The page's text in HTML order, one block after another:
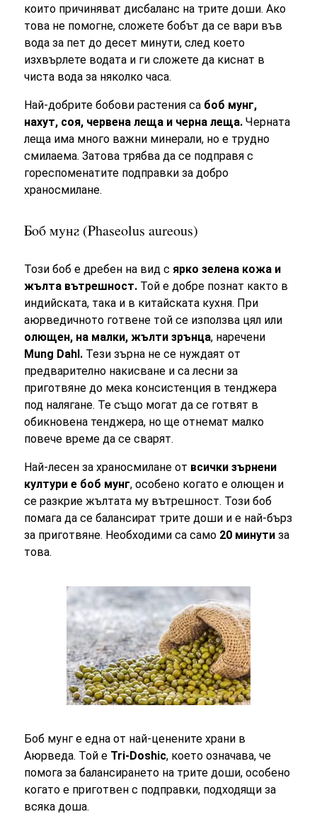
които причиняват дисбаланс на трите доши. Ако
това не помогне, сложете бобът да се вари във
вода за пет до десет минути, след което
изхвърлете водата и ги сложете да киснат в
чиста вода за няколко часа.
Най-добрите бобови растения са боб мунг,
нахут, соя, червена леща и черна леща. Черната
леща има много важни минерали, но е трудно
смилаема. Затова трябва да се подправя с
гореспоменатите подправки за добро
храносмилане.
Боб мунг (Phaseolus aureous)
Този боб е дребен на вид с ярко зелена кожа и
жълта вътрешност. Той е добре познат както в
индийската, така и в китайската кухня. При
аюрведичното готвене той се използва цял или
олющен, на малки, жълти зрънца, наречени
Mung Dahl. Тези зърна не се нуждаят от
предварително накисване и са лесни за
приготвяне до мека консистенция в тенджера
под налягане. Те също могат да се готвят в
обикновена тенджера, но ще отнемат малко
повече време да се сварят.
Най-лесен за храносмилане от всички зърнени
култури е боб мунг, особено когато е олющен и
се разкрие жълтата му вътрешност. Този боб
помага да се балансират трите доши и е най-бърз
за приготвяне. Необходими са само 20 минутиза
това.
Боб мунг е една от най-ценените храни в
Аюрведа. Той е Tri-Doshic, което означава, че
помога за балансирането на трите доши, особено
когато е приготвен с подправки, подходящи за
всяка доша.